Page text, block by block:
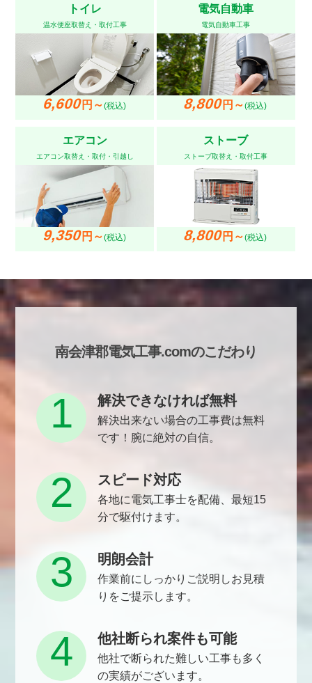
トイレ
温水便座取替え・取付工事
6,600円～(税込)
電気自動車
電気自動車工事
8,800円～(税込)
エアコン
エアコン取替え・取付・引越し
9,350円～(税込)
ストーブ
ストーブ取替え・取付工事
8,800円～(税込)
南会津郡電気工事.comのこだわり
解決できなければ無料
解決出来ない場合の工事費は無料
です！腕に絶対の自信。
1
スピード対応
各地に電気工事士を配備、最短15
分で駆付けます。
2
明朗会計
作業前にしっかりご説明しお見積
りをご提示します。
3
他社断られ案件も可能
他社で断られた難しい工事も多く
の実績がございます。
4